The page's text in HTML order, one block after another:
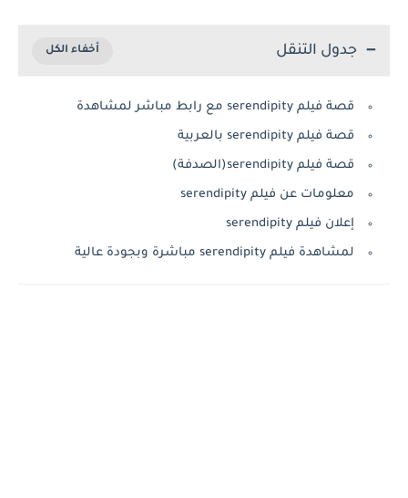
جدول التنقل
قصة فيلم serendipity مع رابط مباشر لمشاهدة
قصة فيلم serendipity بالعربية
قصة فيلم serendipity(الصدفة)
معلومات عن فيلم serendipity
إعلان فيلم serendipity
لمشاهدة فيلم serendipity مباشرة وبجودة عالية